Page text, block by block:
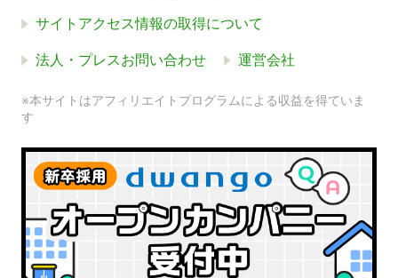
サイトアクセス情報の取得について
法人・プレスお問い合わせ 運営会社
※本サイトはアフィリエイトプログラムによる収益を得ていま
す